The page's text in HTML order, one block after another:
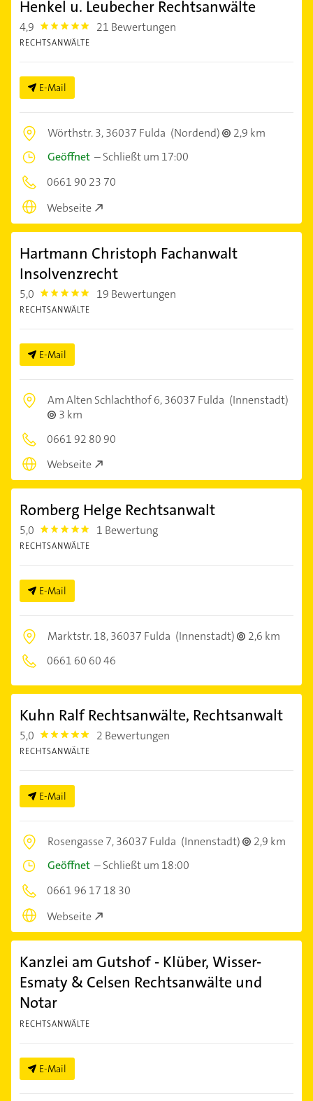
Henkel u. Leubecher Rechtsanwälte
4,9 4.9 21 Bewertungen
RECHTSANWÄLTE
E-Mail
Wörthstr. 3,36037 Fulda (Nordend)
2,9 km
Geöffnet –Schließt um 17:00
0661 90 23 70
Webseite
Hartmann Christoph Fachanwalt
Insolvenzrecht
5,0 5.0 19 Bewertungen
RECHTSANWÄLTE
E-Mail
Am Alten Schlachthof 6,36037 Fulda (Innenstadt)
3 km
0661 92 80 90
Webseite
Romberg Helge Rechtsanwalt
5,0 5.0 1 Bewertung
RECHTSANWÄLTE
E-Mail
Marktstr. 18,36037 Fulda (Innenstadt)
2,6 km
0661 60 60 46
Kuhn Ralf Rechtsanwälte, Rechtsanwalt
5,0 5.0 2 Bewertungen
RECHTSANWÄLTE
E-Mail
Rosengasse 7,36037 Fulda (Innenstadt)
2,9 km
Geöffnet –Schließt um 18:00
0661 96 17 18 30
Webseite
Kanzlei am Gutshof - Klüber, Wisser-
Esmaty & Celsen Rechtsanwälte und
Notar
RECHTSANWÄLTE
E-Mail